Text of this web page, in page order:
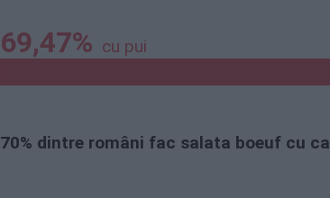
69,47% cu pui
70% dintre români fac salata boeuf cu